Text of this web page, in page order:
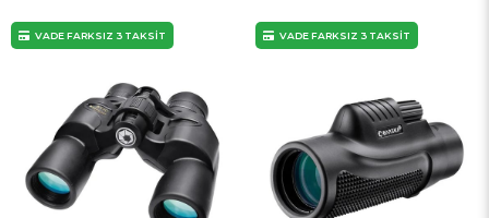
VADE FARKSIZ 3 TAKSİT VADE FARKSIZ 3 TAKSİT